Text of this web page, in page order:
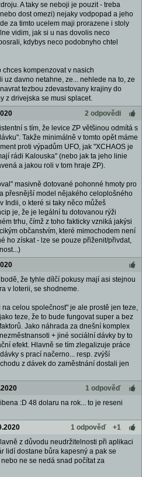
A taky se neboji je pouzit - treba
dost omezi) nejaky vodpopad a jeho
za timto ucelem maji prorazene i stoly
vidim, jak si u nas dovolis neco
kdybys neco podobnyho chtel
chces kompenzovat v nasich
uz davno netahne, ze... nehlede na to, ze
tezbou zdevastovany krajiny do
z drivejska se musi splacet.
2 odpovědi
s tím, že levice ZP většinou odmítá s
Takže minimálně v tomto opět máme
proti výpadům UFO, jak "XCHAOS je
rádi Kalouska" (nebo jak ta jeho linie
a jakou roli v tom hraje ZP).
masivně dotované pohonné hmoty pro
přesnější model nějakého celoplošného
Indii, o které si taky něco můžeš
je, že je legální tu dotovanou rýži
trhu, čímž z toho fakticky vzniká jakýsi
občanstvím, které mimochodem není
ho získat - lze se pouze přiženit/přivdat,
že tyhle dílčí pokusy mají asi stejnou
v loterii, se shodneme.
celou společnost" je ale prostě jen teze,
teze, že to bude fungovat super a bez
Jako náhrada za dnešní komplex
+ jiné sociální dávky by to
efekt. Hlavně se tím zlegalizuje práce
s prací načerno... resp. zvýší
z dávek do zaměstnání dostali jen
1 odpověď
:D 48 dolaru na rok... to je reseni
1 odpověď
+1
z důvodu neudržitelnosti při aplikaci
lidí dostane bůra kapesný a pak se
ne se nedá snad počítat za